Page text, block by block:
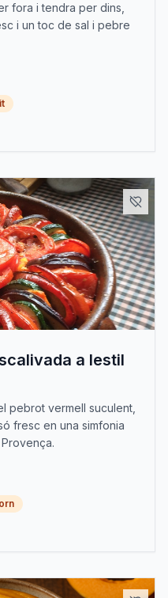
fora i tendra per dins,
i un toc de sal i pebre
a lestil
pebrot vermell suculent,
fresc en una simfonia